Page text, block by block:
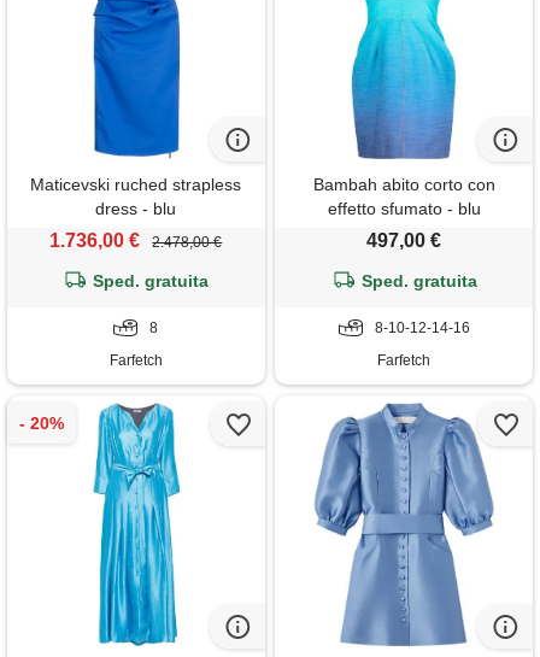
Maticevski ruched strapless
dress - blu
1.736,00 € 2.478,00 €
Sped. gratuita
8
Farfetch
Bambah abito corto con
effetto sfumato - blu
497,00 €
Sped. gratuita
8-10-12-14-16
Farfetch